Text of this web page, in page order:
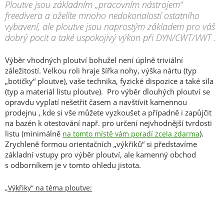
Ploutve jsou základním „pracovním nástrojem“
freedivera a oželíte mnoho nedokonalostí ostatního
vybavení, ale ploutve jsou naprostým základem pro váš
dobrý pocit a také uspokojivý výkon při DYN/CWT/VWT .
Výběr vhodných ploutví bohužel není úplně triviální
záležitostí. Velkou roli hraje šířka nohy, výška nártu (typ
„botičky“ ploutve), vaše technika, fyzické dispozice a také síla
(typ a materiál listu ploutve). Pro výběr dlouhých ploutví se
opravdu vyplatí nešetřit časem a navštívit kamennou
prodejnu , kde si vše můžete vyzkoušet a případně i zapůjčit
na bazén k otestování např. pro určení nejvhodnější tvrdosti
listu (minimálně na tomto místě vám poradí zcela zdarma).
Zrychleně formou orientačních „výkřiků“ si představíme
základní vstupy pro výběr ploutví, ale kamenný obchod
s odborníkem je v tomto ohledu jistota.
„Výkřiky“ na téma ploutve: